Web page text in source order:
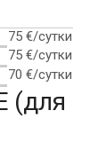
75 €/сутки
75 €/сутки
70 €/сутки
(для